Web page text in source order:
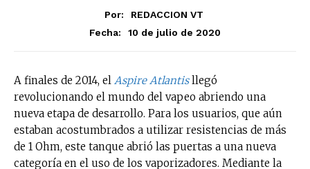
Por:
REDACCION VT
Fecha:
10 de julio de 2020
A finales de 2014, el Aspire Atlantisllegó
revolucionando el mundo del vapeo abriendo una
nueva etapa de desarrollo. Para los usuarios, que aún
estaban acostumbrados a utilizar resistencias de más
de 1 Ohm, este tanque abrió las puertas a una nueva
categoría en el uso de los vaporizadores. Mediante la